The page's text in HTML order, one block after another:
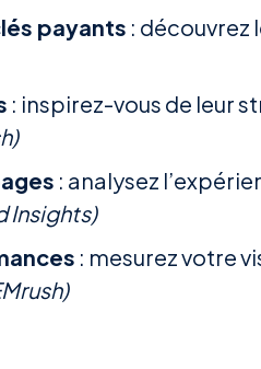
payants : découvrez
: inspirez-vous de leur
: analysez
Insights)
: mesurez votre